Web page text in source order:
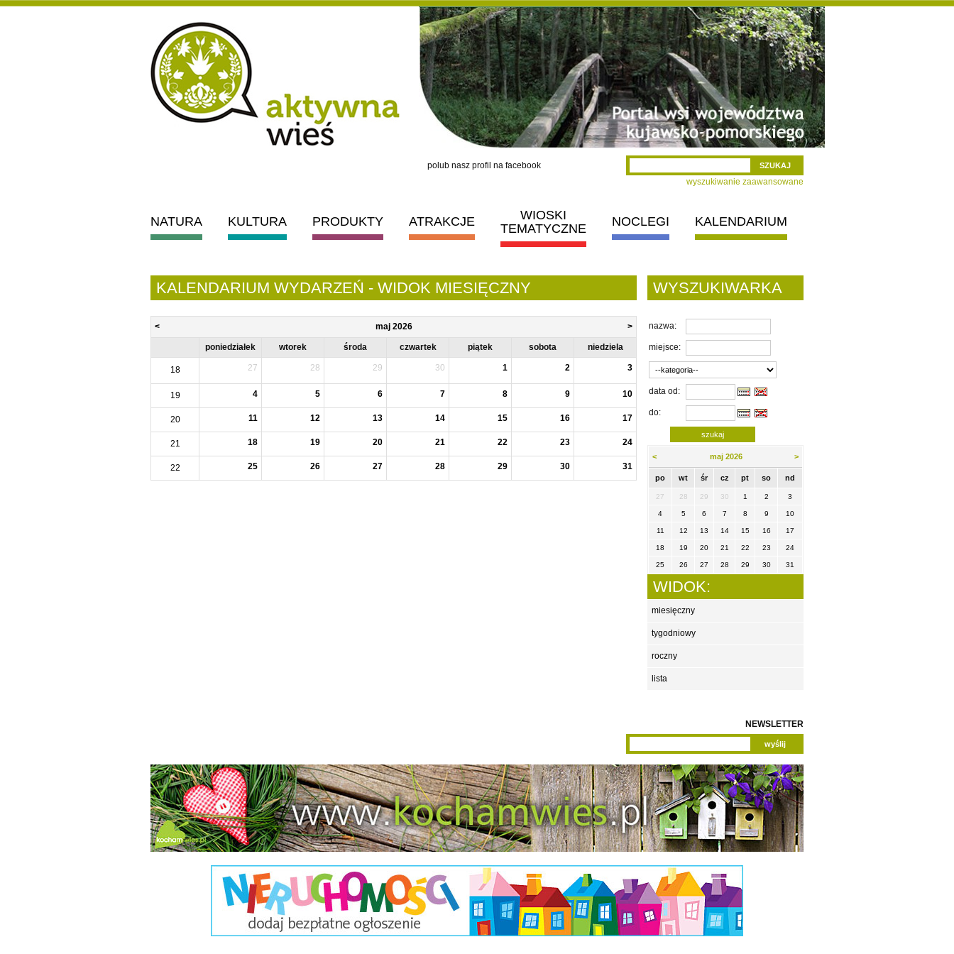
polub nasz profil na facebook
wyszukiwanie zaawansowane
NATURA KULTURA PRODUKTY ATRAKCJE
WIOSKI
TEMATYCZNE
NOCLEGI KALENDARIUM
KALENDARIUM WYDARZEŃ - WIDOK MIESIĘCZNY
< maj 2026 >
poniedziałek wtorek środa czwartek piątek sobota niedziela
18 27 28 29 30 1 2 3
19 4 5 6 7 8 9 10
20 11 12 13 14 15 16 17
21 18 19 20 21 22 23 24
22 25 26 27 28 29 30 31
WYSZUKIWARKA
nazwa:
miejsce:
data od:
do:
< maj 2026 >
po wt śr cz pt so nd
27 28 29 30 1 2 3
4 5 6 7 8 9 10
11 12 13 14 15 16 17
18 19 20 21 22 23 24
25 26 27 28 29 30 31
WIDOK:
miesięczny
tygodniowy
roczny
lista
NEWSLETTER